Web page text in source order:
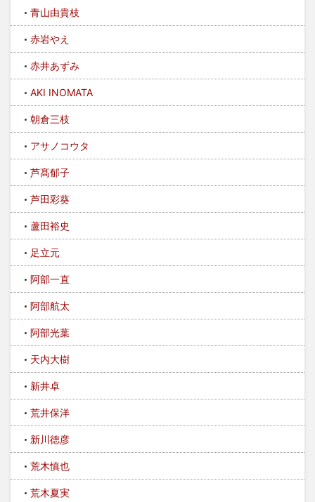
青山由貴枝
赤岩やえ
赤井あずみ
AKI INOMATA
朝倉三枝
アサノコウタ
芦髙郁子
芦田彩葵
蘆田裕史
足立元
阿部一直
阿部航太
阿部光葉
天内大樹
新井卓
荒井保洋
新川徳彦
荒木慎也
荒木夏実